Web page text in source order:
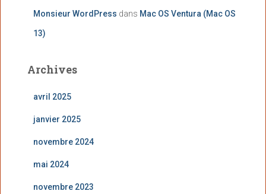
Monsieur WordPress dans Mac OS Ventura (Mac OS
13)
Archives
avril 2025
janvier 2025
novembre 2024
mai 2024
novembre 2023